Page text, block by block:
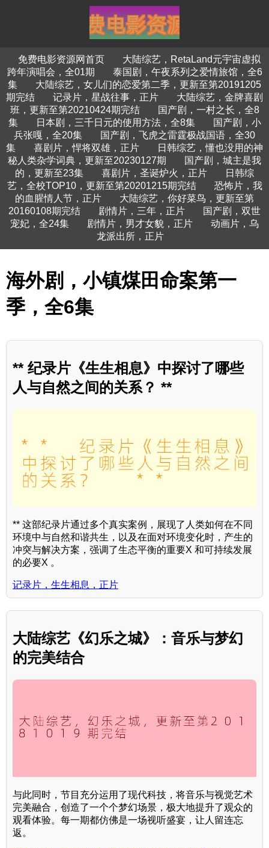
免费电影资源网首页
大陆综艺，RetaLand元宇宙虚拟
跨年演唱会，全01期
泰国剧，午夜系列之爱情旅馆，全6
集
大陆综艺，女儿们的恋爱第二季，更新至第20191205
期完结
记录片，星战往事，正片
大陆综艺，金牌喜剧
班，更新至第20210424期完结
国产剧，一村之长，全8
集
日本剧，三千日元的使用方法，全8集
国产剧，小
兵张嘎，全20集
国产剧，飞虎之雷霆极战国语，全30
集
喜剧片，悍将双雄，正片
日韩综艺，懂也没用的神
秘人类杂学词典，更新至20230127期
国产剧，城主是我
的，更新至23集
喜剧片，圣诞炉火，正片
日韩综
艺，全校TOP10，更新至第20201215期完结
恐怖片，我
的血腥情人节，正片
大陆综艺，你好菜鸟，更新至第
20160108期完结
剧情片，三年，正片
国产剧，双世
宠妃，全24集
剧情片，男才女貌，正片
动画片，乌
龙派出所，正片
海外剧，小镇煤田命案第一
季，全6集
** 纪录片《生生相息》中探讨了哪些
人与自然之间的关系？ **
** 这部纪录片通过多个真实案例，展现了人类如何在不同
环境中与自然和谐共生，以及在面对环境变化时，产生的
冲突与解决方案，强调了生态平衡的重要X 和可持续发展
的必要X 。
记录片，生生相息，正片
大陆综艺《幻乐之城》：音乐与梦幻
的完美结合
与此同时，节目充分运用了现代科技，将音乐与视觉艺术
完美融合，创造了一个个梦幻场景，极大地提升了观众的
观看体验。每一期都仿佛是一场视听盛宴，让人留连忘
返。